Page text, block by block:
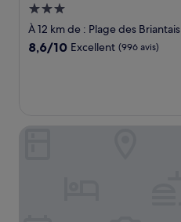
Hébergement
3.0 étoiles
À 12 km de : Plage des Briantais
8.6
8,6/10 Excellent (996 avis)